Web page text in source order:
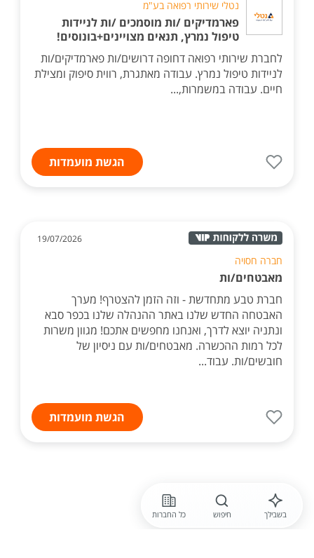
נטלי שירותי רפואה בע"מ
פארמדיקים /ות מוסמכים /ות לניידות
טיפול נמרץ, תנאים מצויינים+בונוסים!
לחברת שירותי רפואה דחופה דרושים/ות פארמדיקים/ות
לניידות טיפול נמרץ. עבודה מאתגרת, רווית סיפוק ומצילת
חיים. עבודה במשמרות,...
הגשת מועמדות
19/07/2026
חברה חסויה
מאבטחים/ות
חברת טבע מתחדשת - וזה הזמן להצטרף! מערך
האבטחה החדש שלנו באתר ההנהלה שלנו בכפר סבא
ונתניה יוצא לדרך, ואנחנו מחפשים אתכם! מגוון משרות
לכל רמות ההכשרה. מאבטחים/ות עם ניסיון של
חובשים/ות. עבוד...
הגשת מועמדות
בשבילך חיפוש כל החברות